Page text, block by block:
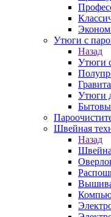
Утюги с
Назад
Утюги
Утюги
Швейная
Назад